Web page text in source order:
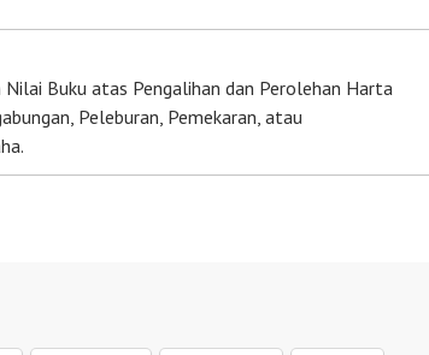
Buku atas Pengalihan dan Perolehan Harta
Peleburan, Pemekaran, atau